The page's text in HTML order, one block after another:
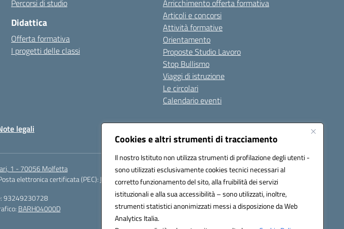
Cookies e altri strumenti di tracciamento
Il nostro Istituto non utilizza strumenti di profilazione degli utenti -
sono utilizzati esclusivamente cookies tecnici necessari al
corretto funzionamento del sito, alla fruibilità dei servizi
istituzionali e alla sua accessibilità – sono utilizzati, inoltre,
strumenti statistici anonimizzati messi a disposizione da Web
Analytics Italia.
Percorsi di studio
Didattica
Offerta formativa
I progetti delle classi
Arricchimento offerta formativa
Articoli e concorsi
Attività formative
Orientamento
Proposte Studio Lavoro
Stop Bullismo
Viaggi di istruzione
Le circolari
Calendario eventi
legali Seguici su:
1 - 70056 Molfetta
elettronica certificata (PEC): BARH04000D@pec.istruzione.it
93249230728
BARH04000D